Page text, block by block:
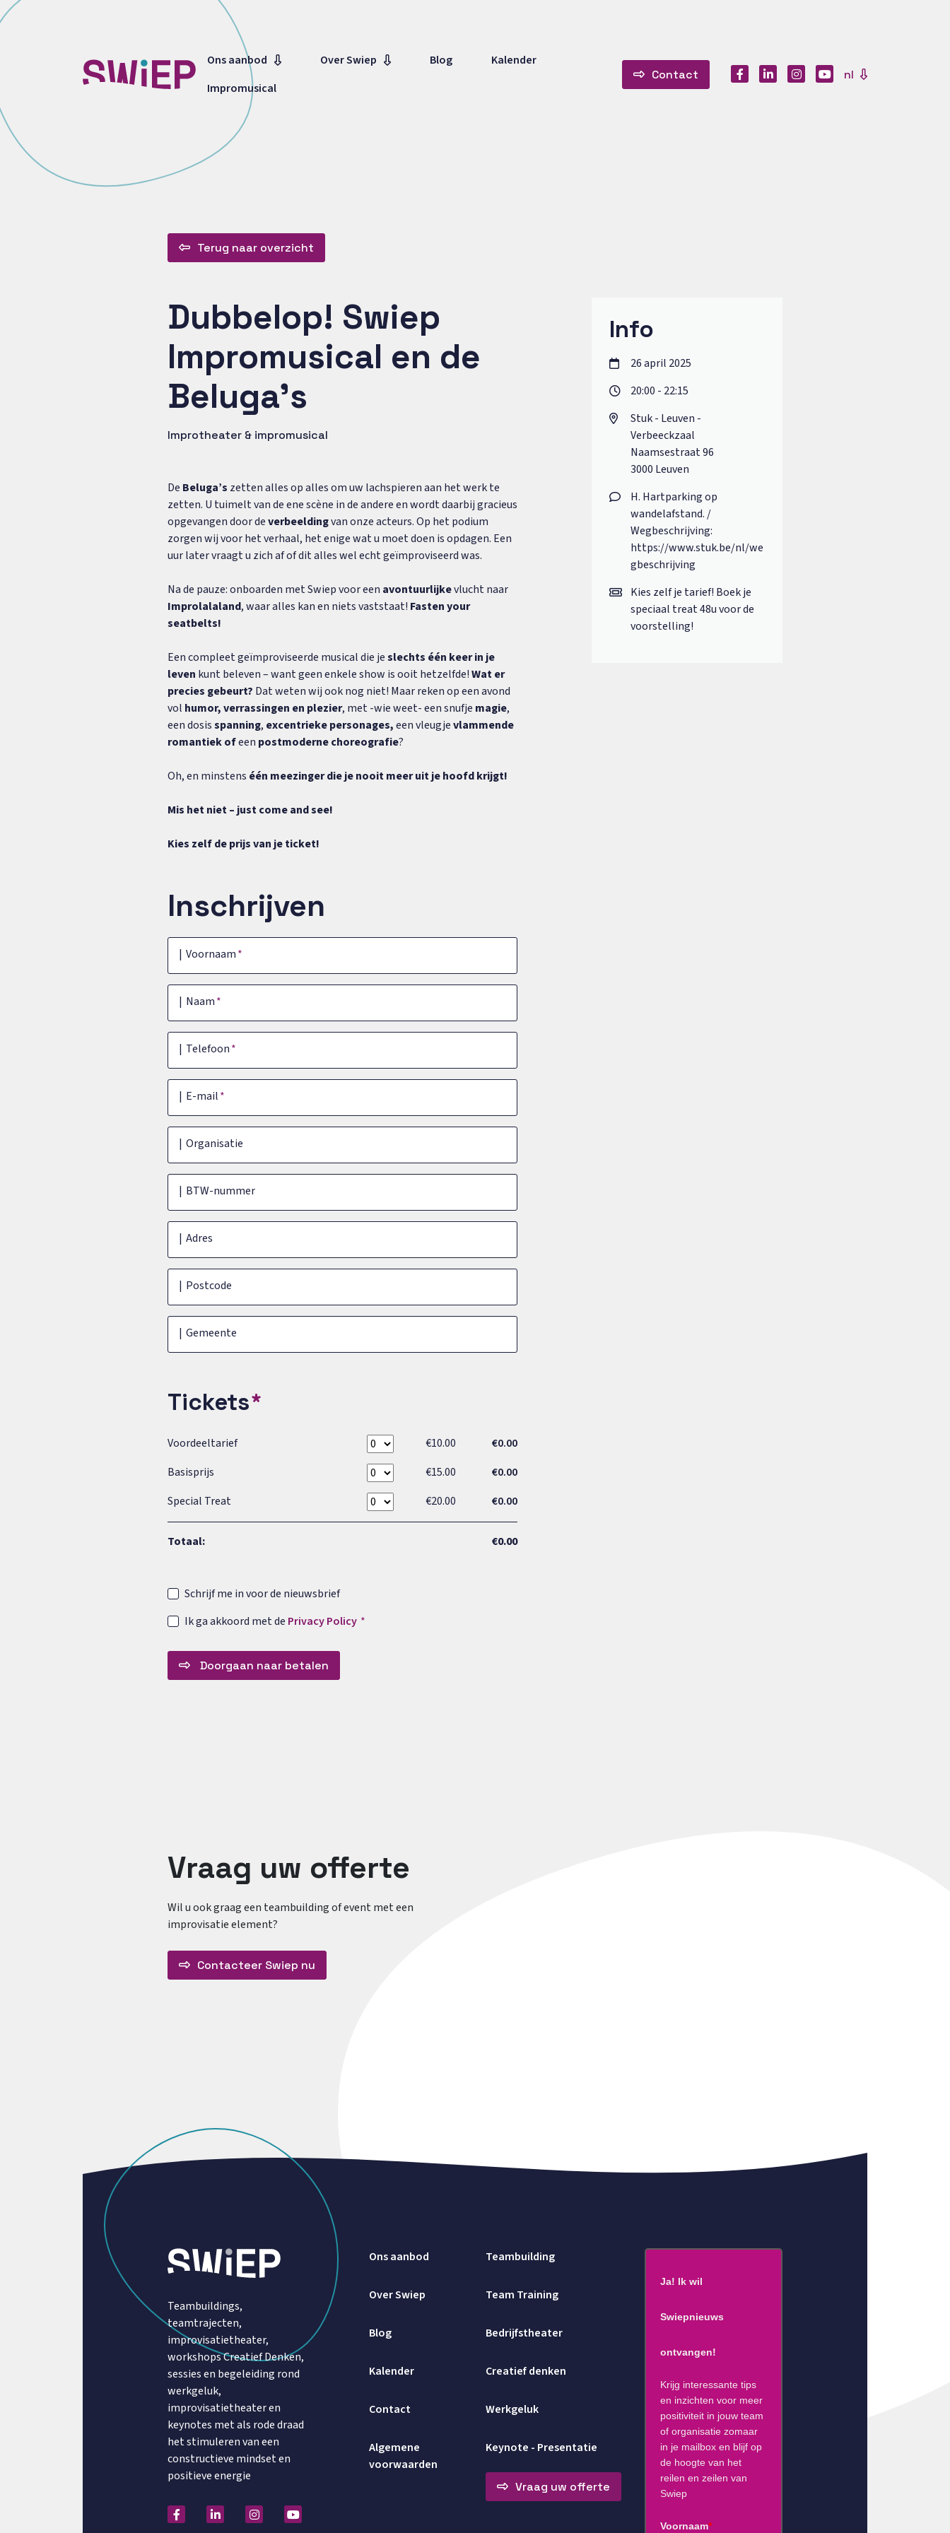
Ons aanbod Over Swiep Blog
Kalender
Impromusical
Contact nl
Terug naar overzicht
Dubbelop! Swiep
Impromusical en de
Beluga's
Improtheater & impromusical
De Beluga’s zetten alles op alles om uw lachspieren aan het werk te
zetten. U tuimelt van de ene scène in de andere en wordt daarbij gracieus
opgevangen door deverbeeldingvan onze acteurs. Op het podium
zorgen wij voor het verhaal, het enige wat u moet doen is opdagen. Een
uur later vraagt u zich af of dit alles wel echt geïmproviseerd was.
Na de pauze: onboarden met Swiep voor een avontuurlijkevlucht naar
Improlalaland, waar alles kan en niets vaststaat! Fasten your
seatbelts!
Een compleet geïmproviseerde musical die jeslechts één keer in je
leven kunt beleven – want geen enkele show is ooit hetzelfde!Wat er
precies gebeurt? Dat weten wij ook nog niet! Maar reken op een avond
vol humor, verrassingen en plezier, met -wie weet- een snufje magie,
een dosisspanning, excentrieke personages,een vleugjevlammende
romantiek ofeen postmodernechoreografie?
Oh, en minstens één meezinger die je nooit meer uit je hoofd krijgt!
Mis het niet – just come and see!
Kies zelf de prijs van je ticket!
Inschrijven
Voornaam
Naam
Telefoon
E-mail
Organisatie
BTW-nummer
Adres
Postcode
Gemeente
Tickets
Voordeeltarief €10.00
€0.00
Basisprijs
€15.00
€0.00
Special Treat
€20.00 €0.00
Totaal: €0.00
Schrijf me in voor de nieuwsbrief
Ik ga akkoord met de Privacy Policy
Doorgaan naar betalen
Info
26 april 2025
20:00 - 22:15
Stuk - Leuven -
Verbeeckzaal
Naamsestraat 96
3000 Leuven
H. Hartparking op
wandelafstand. /
Wegbeschrijving:
https://www.stuk.be/nl/we
gbeschrijving
Kies zelf je tarief! Boek je
speciaal treat 48u voor de
voorstelling!
Vraag uw offerte
Wil u ook graag een teambuilding of event met een
improvisatie element?
Contacteer Swiep nu
Teambuildings,
teamtrajecten,
improvisatietheater,
workshops Creatief Denken,
sessies en begeleiding rond
werkgeluk,
improvisatietheater en
keynotes met als rode draad
het stimuleren van een
constructieve mindset en
positieve energie
Ons aanbod
Over Swiep
Blog
Kalender
Contact
Algemene
voorwaarden
Teambuilding
Team Training
Bedrijfstheater
Creatief denken
Werkgeluk
Keynote - Presentatie
Vraag uw offerte
Ja! Ik wil
Swiepnieuws
ontvangen!
Krijg interessante tips
en inzichten voor meer
positiviteit in jouw team
of organisatie zomaar
in je mailbox en blijf op
de hoogte van het
reilen en zeilen van
Swiep
Voornaam*